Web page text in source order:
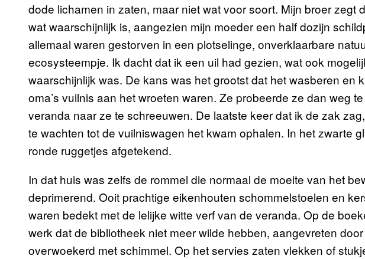
dode lichamen in zaten, maar niet wat voor soort. Mijn broer zegt
wat waarschijnlijk is, aangezien mijn moeder een half dozijn
allemaal waren gestorven in een plotselinge, onverklaarbare
ecosysteempje. Ik dacht dat ik een uil had gezien, wat ook
waarschijnlijk was. De kans was het grootst dat het wasberen en
oma’s vuilnis aan het wroeten waren. Ze probeerde ze dan weg
veranda naar ze te schreeuwen. De laatste keer dat ik de zak
te wachten tot de vuilniswagen het kwam ophalen. In het zwarte
ronde ruggetjes afgetekend.
In dat huis was zelfs de rommel die normaal de moeite van het
deprimerend. Ooit prachtige eikenhouten schommelstoelen en
waren bedekt met de lelijke witte verf van de veranda. Op de
werk dat de bibliotheek niet meer wilde hebben, aangevreten
overwoekerd met schimmel. Op het servies zaten vlekken of